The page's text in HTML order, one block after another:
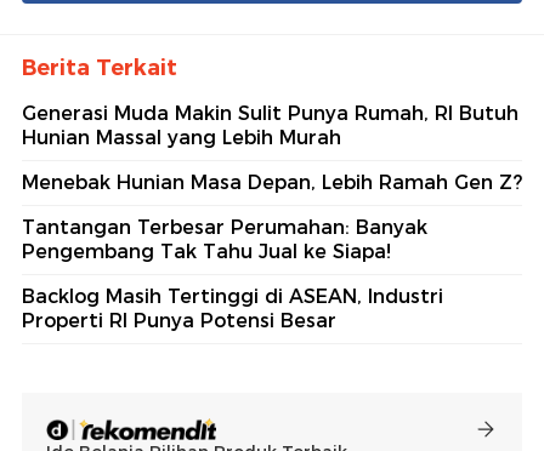
Berita Terkait
Generasi Muda Makin Sulit Punya Rumah, RI Butuh
Hunian Massal yang Lebih Murah
Menebak Hunian Masa Depan, Lebih Ramah Gen Z?
Tantangan Terbesar Perumahan: Banyak
Pengembang Tak Tahu Jual ke Siapa!
Backlog Masih Tertinggi di ASEAN, Industri
Properti RI Punya Potensi Besar